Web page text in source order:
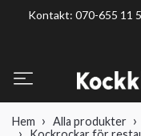
Kontakt: 070-655 11
Hem Alla produkter